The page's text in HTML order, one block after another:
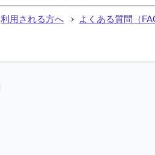
利用される方へ よくある質問（